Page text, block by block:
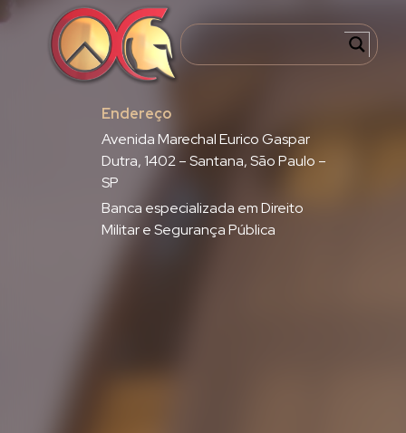
Endereço
Avenida Marechal Eurico Gaspar
Dutra, 1402 – Santana, São Paulo –
SP
Banca especializada em Direito
Militar e Segurança Pública